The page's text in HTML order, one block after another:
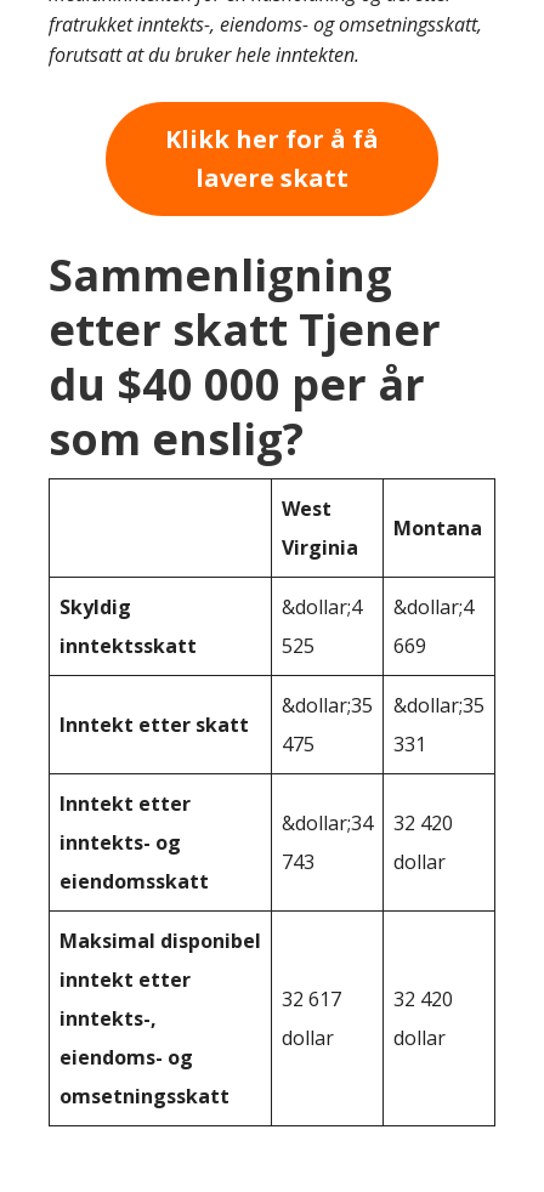
fratrukket inntekts-, eiendoms- og omsetningsskatt,
forutsatt at du bruker hele inntekten.
Klikk her for å få
lavere skatt
Sammenligning
etter skatt Tjener
du $40 000 per år
som enslig?
West
Virginia
Montana
Skyldig
inntektsskatt
&dollar;4
525
&dollar;4
669
Inntekt etter skatt
&dollar;35
475
&dollar;35
331
Inntekt etter
inntekts- og
eiendomsskatt
&dollar;34
743
32 420
dollar
Maksimal disponibel
inntekt etter
inntekts-,
eiendoms- og
omsetningsskatt
32 617
dollar
32 420
dollar